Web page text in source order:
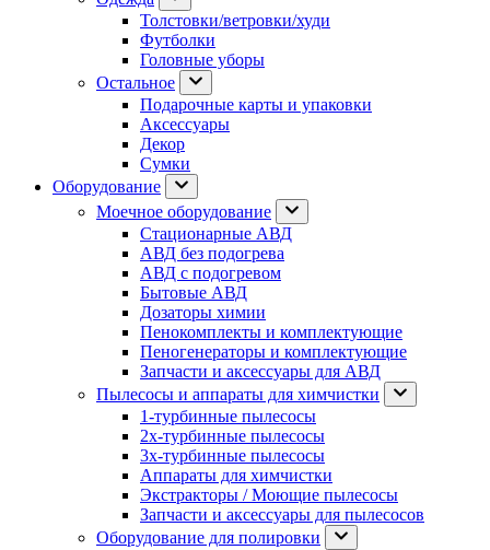
Толстовки/ветровки/худи
Футболки
Головные уборы
Остальное
Подарочные карты и упаковки
Аксессуары
Декор
Сумки
Оборудование
Моечное оборудование
Стационарные АВД
АВД без подогрева
АВД с подогревом
Бытовые АВД
Дозаторы химии
Пенокомплекты и комплектующие
Пеногенераторы и комплектующие
Запчасти и аксессуары для АВД
Пылесосы и аппараты для химчистки
1-турбинные пылесосы
2х-турбинные пылесосы
3х-турбинные пылесосы
Аппараты для химчистки
Экстракторы / Моющие пылесосы
Запчасти и аксессуары для пылесосов
Оборудование для полировки